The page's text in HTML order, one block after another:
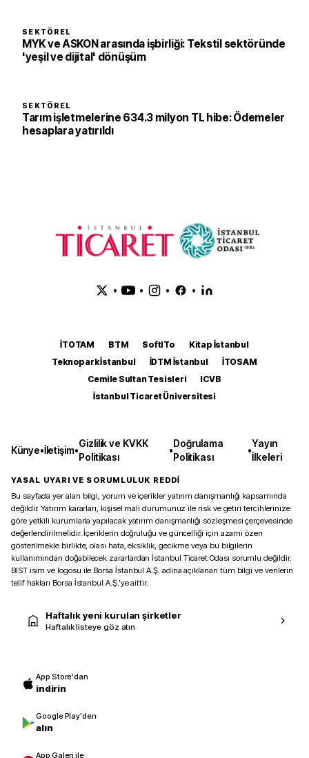
SEKTÖREL
MYK ve ASKON arasında işbirliği: Tekstil sektöründe
'yeşil ve dijital' dönüşüm
SEKTÖREL
Tarım işletmelerine 634.3 milyon TL hibe: Ödemeler
hesaplara yatırıldı
• • • •
İTOTAM BTM SoftITo
Kitap İstanbul
Teknopark İstanbul
İDTM İstanbul
İTOSAM
Cemile Sultan Tesisleri
ICVB
İstanbul Ticaret Üniversitesi
Künye•İletişim•
Gizlilik ve KVKK
Politikası
•
Doğrulama
Politikası
•
Yayın
İlkeleri
YASAL UYARI VE SORUMLULUK REDDİ
Bu sayfada yer alan bilgi, yorum ve içerikler yatırım danışmanlığı kapsamında
değildir. Yatırım kararları, kişisel mali durumunuz ile risk ve getiri tercihlerinize
göre yetkili kurumlarla yapılacak yatırım danışmanlığı sözleşmesi çerçevesinde
değerlendirilmelidir. İçeriklerin doğruluğu ve güncelliği için azami özen
gösterilmekle birlikte, olası hata, eksiklik, gecikme veya bu bilgilerin
kullanımından doğabilecek zararlardan İstanbul Ticaret Odası sorumlu değildir.
BIST isim ve logosu ile Borsa İstanbul A.Ş. adına açıklanan tüm bilgi ve verilerin
telif hakları Borsa İstanbul A.Ş.’ye aittir.
Haftalık yeni kurulan şirketler
Haftalık listeye göz atın
App Store'dan
indirin
Google Play'den
alın
App Galeri ile